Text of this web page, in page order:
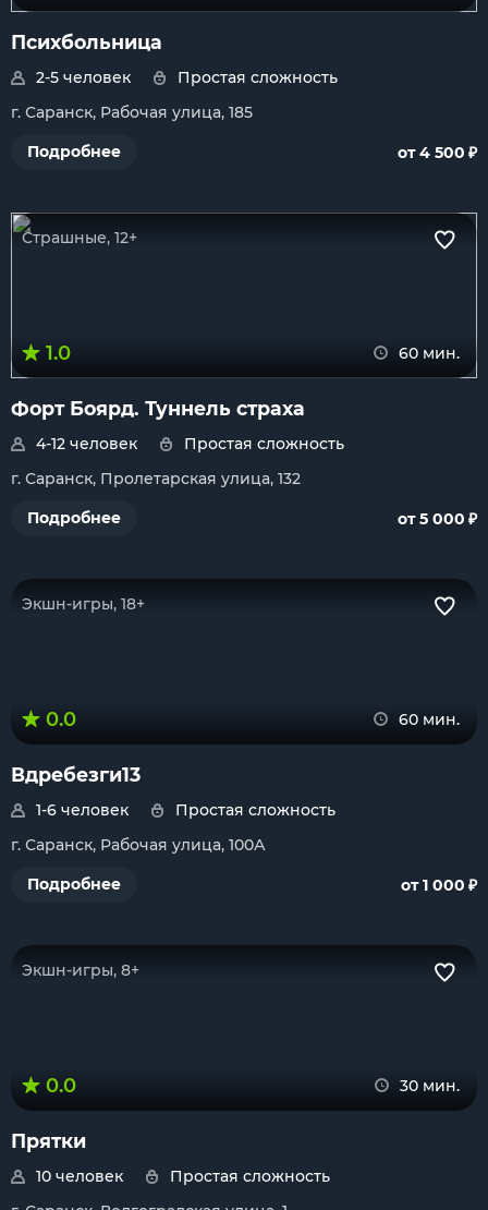
Психбольница
2-5 человек
Простая сложность
г. Саранск, Рабочая улица, 185
Подробнее
от 4 500 ₽
Страшные, 12+
1.0 60 мин.
Форт Боярд. Туннель страха
4-12 человек
Простая сложность
г. Саранск, Пролетарская улица, 132
Подробнее
от 5 000 ₽
Экшн-игры, 18+
0.0 60 мин.
Вдребезги13
1-6 человек
Простая сложность
г. Саранск, Рабочая улица, 100А
Подробнее
от 1 000 ₽
Экшн-игры, 8+
0.0 30 мин.
Прятки
10 человек
Простая сложность